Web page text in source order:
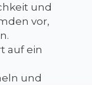
und
vor,
auf ein
und